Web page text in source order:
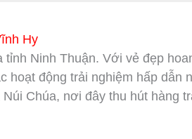
Hy
Ninh Thuận. Với vẻ đẹp
hoạt động trải nghiệm hấp dẫn
Chúa, nơi đây thu hút hàng